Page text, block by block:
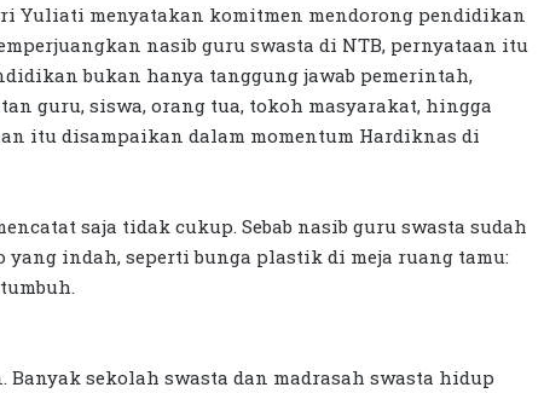
Yuliati menyatakan komitmen mendorong pendidikan
nasib guru swasta di NTB, pernyataan itu
bukan hanya tanggung jawab pemerintah,
guru, siswa, orang tua, tokoh masyarakat, hingga
itu disampaikan dalam momentum Hardiknas di
saja tidak cukup. Sebab nasib guru swasta sudah
indah, seperti bunga plastik di meja ruang tamu:
sekolah swasta dan madrasah swasta hidup